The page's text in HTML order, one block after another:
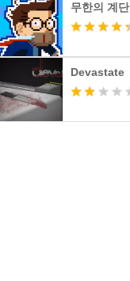
무한의 계단
Devastate